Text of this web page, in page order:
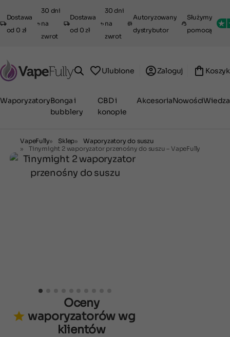
Dostawa
od 0 zł
30 dni
na
zwrot
Dostawa
od 0 zł
30 dni
na
zwrot
Autoryzowany
dystrybutor
Służymy
pomocą
Ulubione Zaloguj Koszyk
WaporyzatoryBonga i
bubblery
CBD i
konopie
AkcesoriaNowościWiedza
VapeFully Sklep
Waporyzatory do suszu
Tinymight 2 waporyzator przenośny do suszu – VapeFully
Oceny
waporyzatorów wg
klientów